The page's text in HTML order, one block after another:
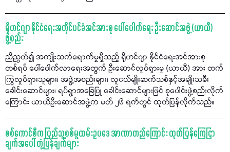
ရိုဟင်ဂျာ နိုင်ငံရေးအတိုင်ပင်ခံအင်အားစု ပေါ်ပေါက်ရေး ဦးဆောင်အဖွဲ့ (ယာယီ)
ဖွဲ့စည်း
ညီညွတ်၍ အကျိုးသက်ရောက်မှုရှိသည့် ရိုဟင်ဂျာ နိုင်ငံရေးအင်အားစု
တစ်ရပ် ပေါ်ပေါက်လာရေးအတွက် ဦးဆောင်လှုပ်ရှားမှု (ယာယီ) အား တက်
ကြွလှုပ်ရှားသူများ၊ အဖွဲ့အစည်းများ၊ လူငယ်မျိုးဆက်သစ်နှင့်အမျိုးသမီး
ခေါင်းဆောင်များ၊ ရပ်ရွာအခြေပြု ခေါင်းဆောင်များဖြင် စုပေါင်းဖွဲ့စည်းလိုက်
ကြောင်း ယာယီဦးဆောင်အဖွဲ့က မတ် ၂၆ ရက်တွင် ထုတ်ပြန်လိုက်သည်။
စစ်ကောင်စီက ပြည်သူ့စစ်မှုထမ်းဥပဒေ အာဏာတည်ကြောင်း ထုတ်ပြန်ကြေငြာ
ချက်အပေါ် တုံ့ပြန်ချက်များ